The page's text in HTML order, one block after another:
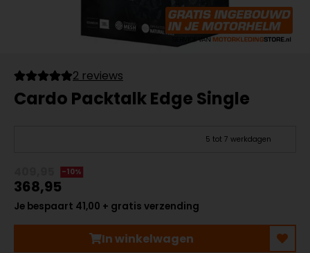
2 reviews
Cardo Packtalk Edge Single
5 tot 7 werkdagen
-10%
368,95
Je bespaart 41,00 + gratis verzending
In winkelwagen